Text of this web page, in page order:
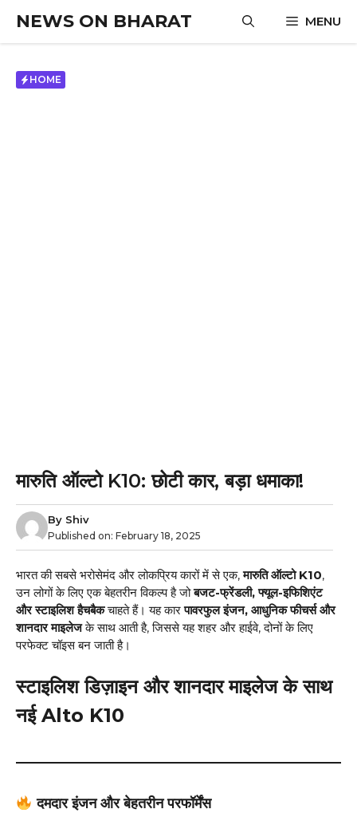
content
NEWS ON BHARAT MENU
HOME
मारुति ऑल्टो K10: छोटी कार, बड़ा धमाका!
By Shiv
Published on: February 18, 2025
भारत की सबसे भरोसेमंद और लोकप्रिय कारों में से एक,मारुति ऑल्टो K10,
उन लोगों के लिए एक बेहतरीन विकल्प है जोबजट-फ्रेंडली, फ्यूल-इफिशिएंट
और स्टाइलिश हैचबैकचाहते हैं। यह कारपावरफुल इंजन, आधुनिक फीचर्स और
शानदार माइलेजके साथ आती है, जिससे यह शहर और हाईवे, दोनों के लिए
परफेक्ट चॉइस बन जाती है।
स्टाइलिश डिज़ाइन और शानदार माइलेज के साथ
नई Alto K10
दमदार इंजन और बेहतरीन परफॉर्मेंस